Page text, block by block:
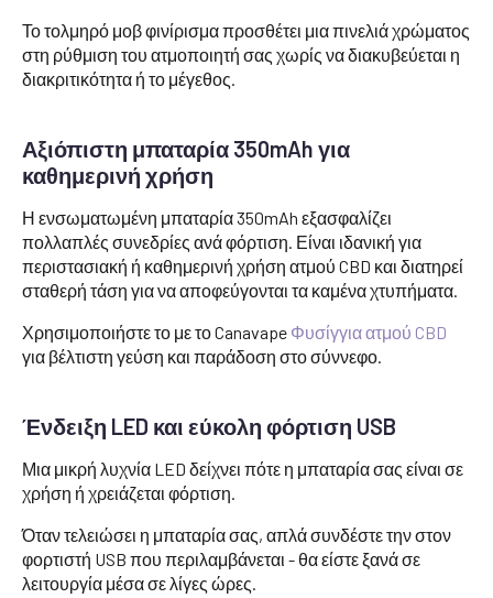
Το τολμηρό μοβ φινίρισμα προσθέτει μια πινελιά χρώματος
στη ρύθμιση του ατμοποιητή σας χωρίς να διακυβεύεται η
διακριτικότητα ή το μέγεθος.
Αξιόπιστη μπαταρία 350mAh για
καθημερινή χρήση
Η ενσωματωμένη μπαταρία 350mAh εξασφαλίζει
πολλαπλές συνεδρίες ανά φόρτιση. Είναι ιδανική για
περιστασιακή ή καθημερινή χρήση ατμού CBD και διατηρεί
σταθερή τάση για να αποφεύγονται τα καμένα χτυπήματα.
Χρησιμοποιήστε το με το Canavape Φυσίγγια ατμού CBD
για βέλτιστη γεύση και παράδοση στο σύννεφο.
Ένδειξη LED και εύκολη φόρτιση USB
Μια μικρή λυχνία LED δείχνει πότε η μπαταρία σας είναι σε
χρήση ή χρειάζεται φόρτιση.
Όταν τελειώσει η μπαταρία σας, απλά συνδέστε την στον
φορτιστή USB που περιλαμβάνεται - θα είστε ξανά σε
λειτουργία μέσα σε λίγες ώρες.